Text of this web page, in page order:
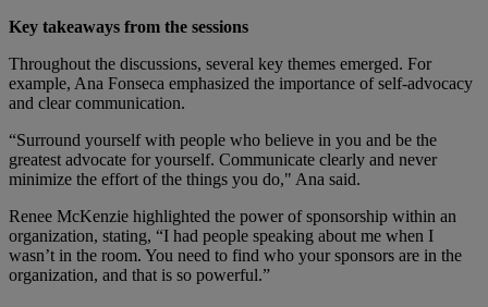
Key takeaways from the sessions
Throughout the discussions, several key themes emerged. For
example, Ana Fonseca emphasized the importance of self-advocacy
and clear communication.
“Surround yourself with people who believe in you and be the
greatest advocate for yourself. Communicate clearly and never
minimize the effort of the things you do," Ana said.
Renee McKenzie highlighted the power of sponsorship within an
organization, stating, “I had people speaking about me when I
wasn’t in the room. You need to find who your sponsors are in the
organization, and that is so powerful.”